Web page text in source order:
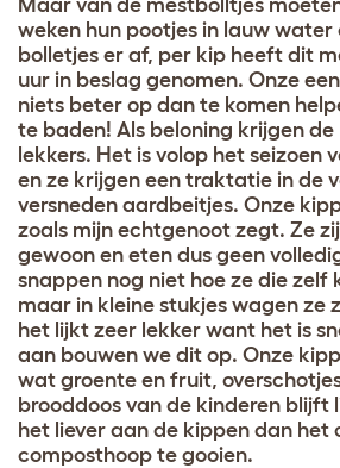
weken hun pootjes in lauw water
bolletjes er af, per kip heeft dit
uur in beslag genomen. Onze
niets beter op dan te komen
te baden! Als beloning krijgen
lekkers. Het is volop het seizoen
en ze krijgen een traktatie in de
versneden aardbeitjes. Onze
zoals mijn echtgenoot zegt. Ze
gewoon en eten dus geen
snappen nog niet hoe ze die zelf
maar in kleine stukjes wagen ze
het lijkt zeer lekker want het is
aan bouwen we dit op. Onze
wat groente en fruit,
brooddoos van de kinderen blijft
het liever aan de kippen dan het
composthoop te gooien.